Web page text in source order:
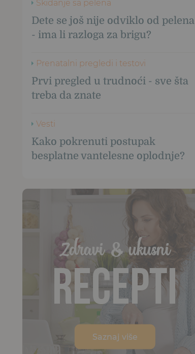
Skidanje sa pelena
Dete se još nije odviklo od pelena
- ima li razloga za brigu?
Prenatalni pregledi i testovi
Prvi pregled u trudnoći - sve šta
treba da znate
Vesti
Kako pokrenuti postupak
besplatne vantelesne oplodnje?
Zdravi & ukusni
Recepti
Saznaj više